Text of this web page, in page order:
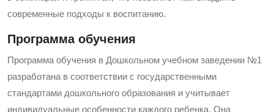
современные подходы к воспитанию.
Программа обучения
Программа обучения в Дошкольном учебном заведении №1
разработана в соответствии с государственными
стандартами дошкольного образования и учитывает
индивидуальные особенности каждого ребенка. Она